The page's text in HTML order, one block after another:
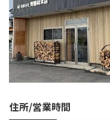
住所/営業時間